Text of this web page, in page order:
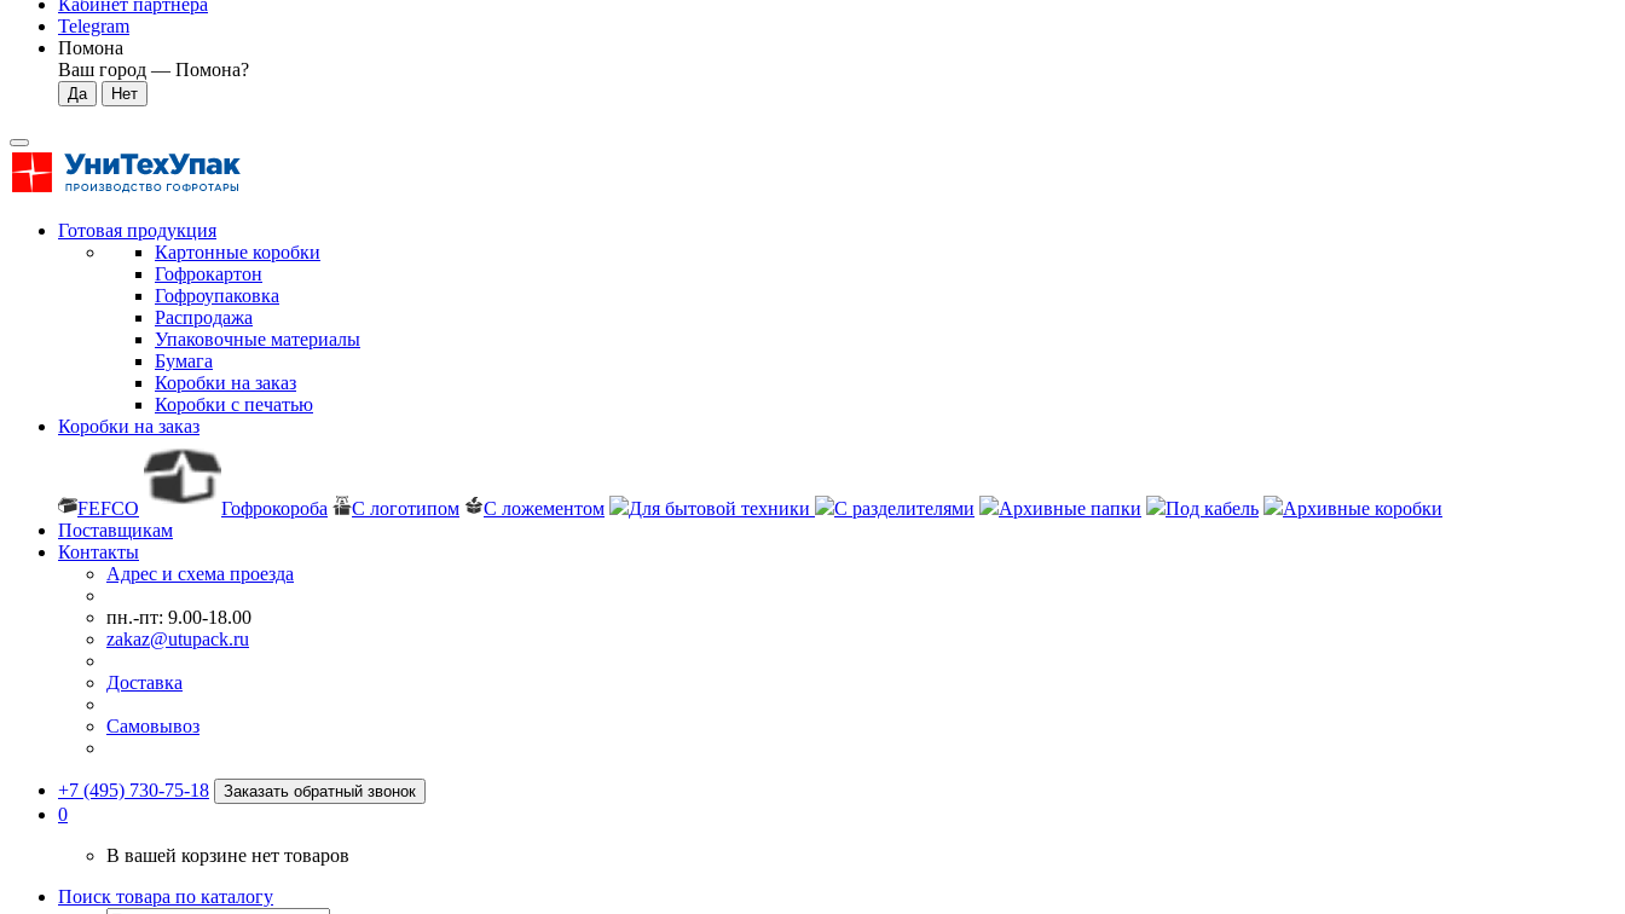
Кабинет партнера
Telegram
Помона
Ваш город — Помона?
Готовая продукция
Картонные коробки
Гофрокартон
Гофроупаковка
Распродажа
Упаковочные материалы
Бумага
Коробки на заказ
Коробки с печатью
Коробки на заказ
FEFCO Гофрокороба С логотипом С ложементом Для бытовой техники С разделителями Архивные папки Под кабель
Архивные коробки
Поставщикам
Контакты
Адрес и схема проезда
пн.-пт: 9.00-18.00
zakaz@utupack.ru
Доставка
Самовывоз
+7 (495) 730-75-18 Заказать обратный звонок
0
В вашей корзине нет товаров
Поиск товара по каталогу